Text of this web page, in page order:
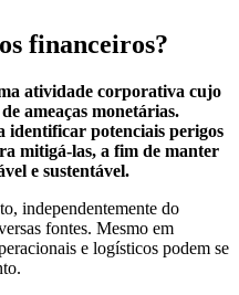
financeiros?
atividade corporativa cujo
ameaças monetárias.
identificar potenciais perigos
mitigá-las, a fim de manter
e sustentável.
independentemente do
fontes. Mesmo em
e logísticos podem se